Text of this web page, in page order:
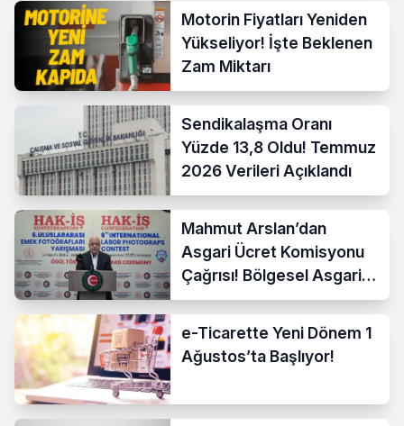
Motorin Fiyatları Yeniden
Yükseliyor! İşte Beklenen
Zam Miktarı
Sendikalaşma Oranı
Yüzde 13,8 Oldu! Temmuz
2026 Verileri Açıklandı
Mahmut Arslan’dan
Asgari Ücret Komisyonu
Çağrısı! Bölgesel Asgari
Ücrete Sert Tepki
e-Ticarette Yeni Dönem 1
Ağustos’ta Başlıyor!